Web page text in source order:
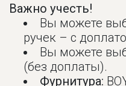
Важно учесть!
Вы можете
ручек – с
Вы можете
(без доплаты).
Фурнитура: